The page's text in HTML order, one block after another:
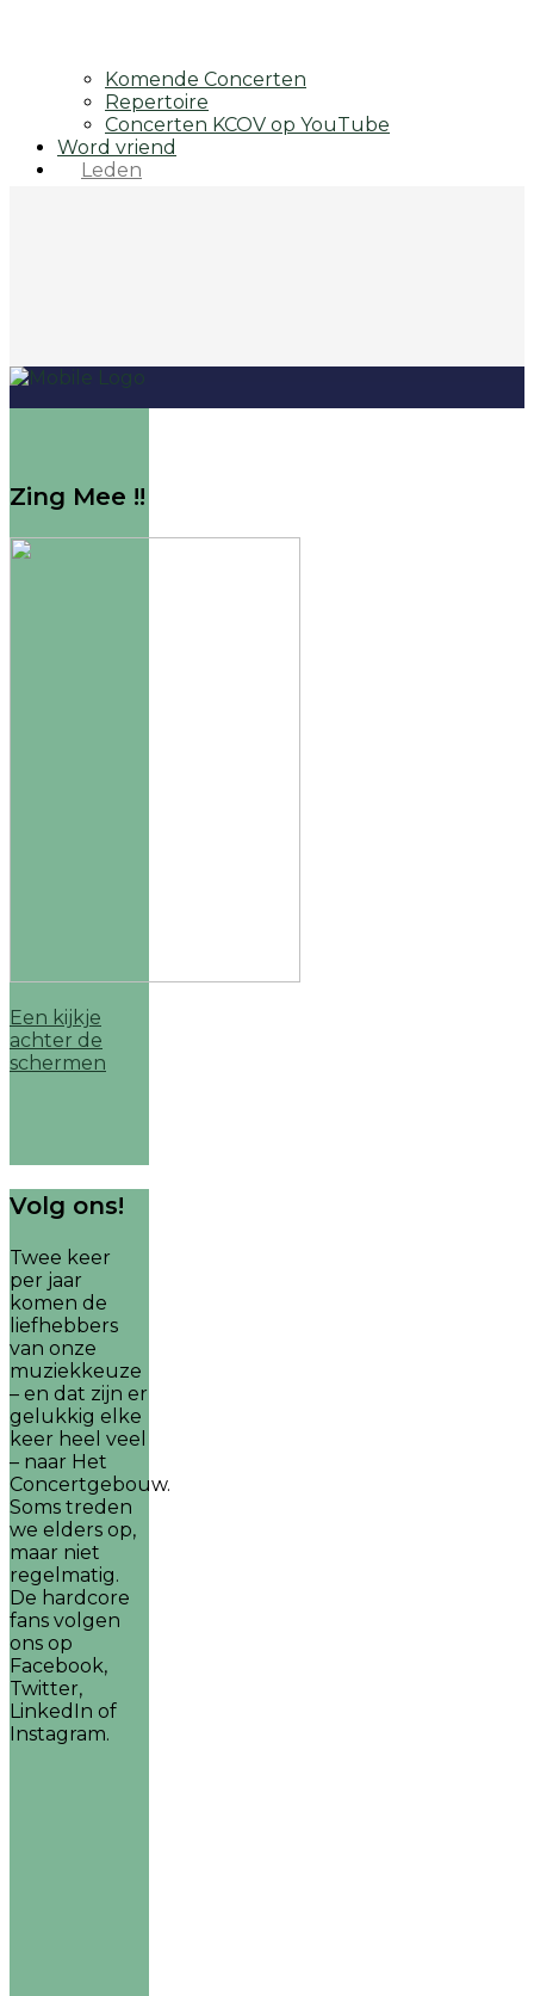
Komende Concerten
Repertoire
Concerten KCOV op YouTube
Word vriend
Leden
Zing Mee !!
Een kijkje
achter de
schermen
Volg ons!
Twee keer
per jaar
komen de
liefhebbers
van onze
muziekkeuze
– en dat zijn er
gelukkig elke
keer heel veel
– naar Het
Concertgebouw.
Soms treden
we elders op,
maar niet
regelmatig.
De hardcore
fans volgen
ons op
Facebook,
Twitter,
LinkedIn of
Instagram.